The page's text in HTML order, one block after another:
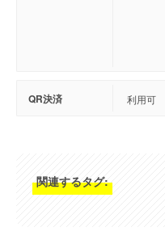
QR決済 利用可
関連するタグ: